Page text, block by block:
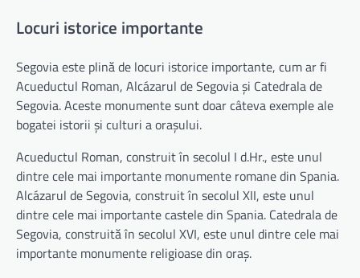
Locuri istorice importante
Segovia este plină de locuri istorice importante, cum ar fi
Acueductul Roman, Alcázarul de Segovia și Catedrala de
Segovia. Aceste monumente sunt doar câteva exemple ale
bogatei istorii și culturi a orașului.
Acueductul Roman, construit în secolul I d.Hr., este unul
dintre cele mai importante monumente romane din Spania.
Alcázarul de Segovia, construit în secolul XII, este unul
dintre cele mai importante castele din Spania. Catedrala de
Segovia, construită în secolul XVI, este unul dintre cele mai
importante monumente religioase din oraș.